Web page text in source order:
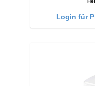
Login für